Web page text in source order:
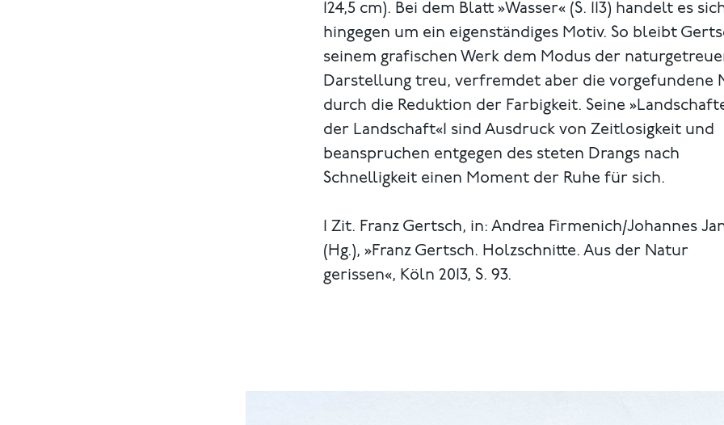
124,5 cm). Bei dem Blatt »Wasser« (S. 113) handelt es
hingegen um ein eigenständiges Motiv. So bleibt
seinem grafischen Werk dem Modus der
Darstellung treu, verfremdet aber die vorgefundene
durch die Reduktion der Farbigkeit. Seine
der Landschaft«1 sind Ausdruck von Zeitlosigkeit und
beanspruchen entgegen des steten Drangs nach
Schnelligkeit einen Moment der Ruhe für sich.
1 Zit. Franz Gertsch, in: Andrea Firmenich/Johannes
(Hg.), »Franz Gertsch. Holzschnitte. Aus der Natur
gerissen«, Köln 2013, S. 93.